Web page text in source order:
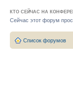
КТО СЕЙЧАС НА
Сейчас этот форум
Список форумов